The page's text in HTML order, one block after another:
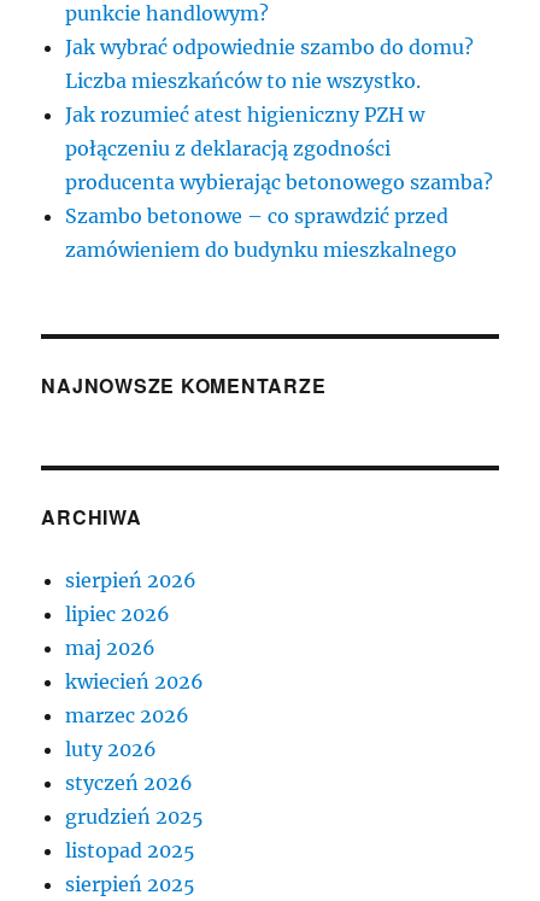
punkcie handlowym?
Jak wybrać odpowiednie szambo do domu?
Liczba mieszkańców to nie wszystko.
Jak rozumieć atest higieniczny PZH w
połączeniu z deklaracją zgodności
producenta wybierając betonowego szamba?
Szambo betonowe – co sprawdzić przed
zamówieniem do budynku mieszkalnego
NAJNOWSZE KOMENTARZE
ARCHIWA
sierpień 2026
lipiec 2026
maj 2026
kwiecień 2026
marzec 2026
luty 2026
styczeń 2026
grudzień 2025
listopad 2025
sierpień 2025